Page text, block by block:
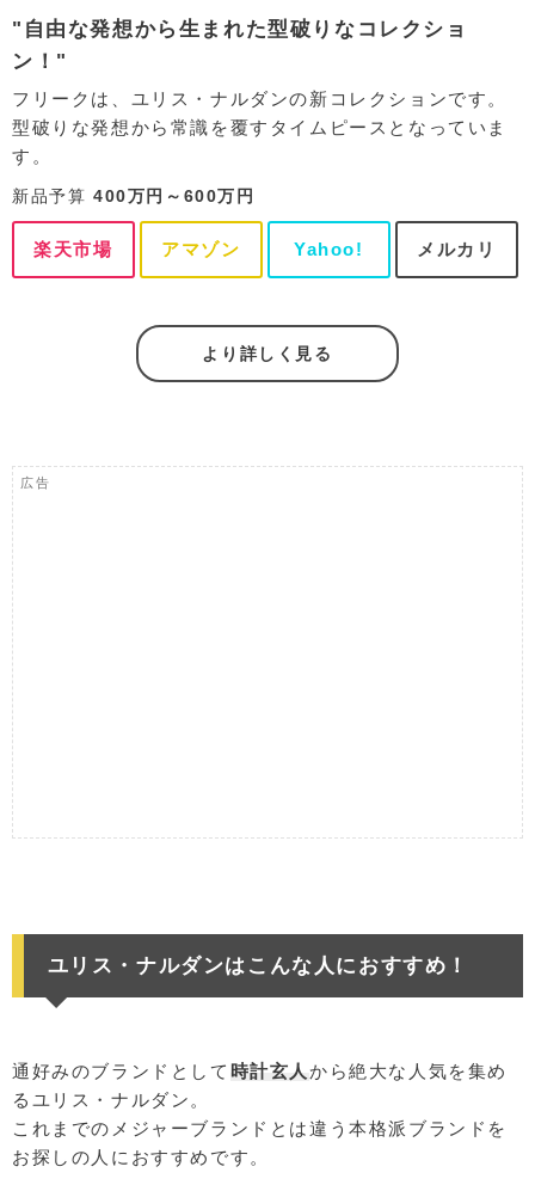
"自由な発想から生まれた型破りなコレクショ
ン！"
フリークは、ユリス・ナルダンの新コレクションです。
型破りな発想から常識を覆すタイムピースとなっていま
す。
新品予算 400万円～600万円
楽天市場 アマゾン Yahoo! メルカリ
より詳しく見る
広告
ユリス・ナルダンはこんな人におすすめ！
通好みのブランドとして 時計玄人から絶大な人気を集め
るユリス・ナルダン。
これまでのメジャーブランドとは違う本格派ブランドを
お探しの人におすすめです。